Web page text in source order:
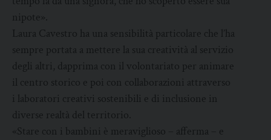
nipote».
Laura Cavestro ha una sensibilità particolare che l’ha
sempre portata a mettere la sua creatività al servizio
degli altri, dapprima con il volontariato per animare
il centro storico e poi con collaborazioni attraverso
i laboratori creativi sostenibili e di inclusione in
diverse realtà del territorio.
«Stare con i bambini è meraviglioso – afferma – e